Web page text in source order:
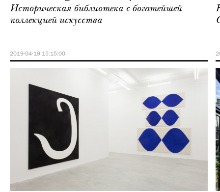
Историческая библиотека с богатейшей
коллекцией искусства
2019-04-19 15:15:00
Йорк